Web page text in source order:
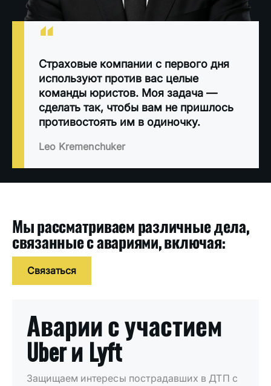
“
Страховые компании с первого дня
используют против вас целые
команды юристов. Моя задача —
сделать так, чтобы вам не пришлось
противостоять им в одиночку.
Leo Kremenchuker
Мы рассматриваем различные дела,
связанные с авариями, включая:
Связаться
Аварии с участием
Uber и Lyft
Защищаем интересы пострадавших в ДТП с